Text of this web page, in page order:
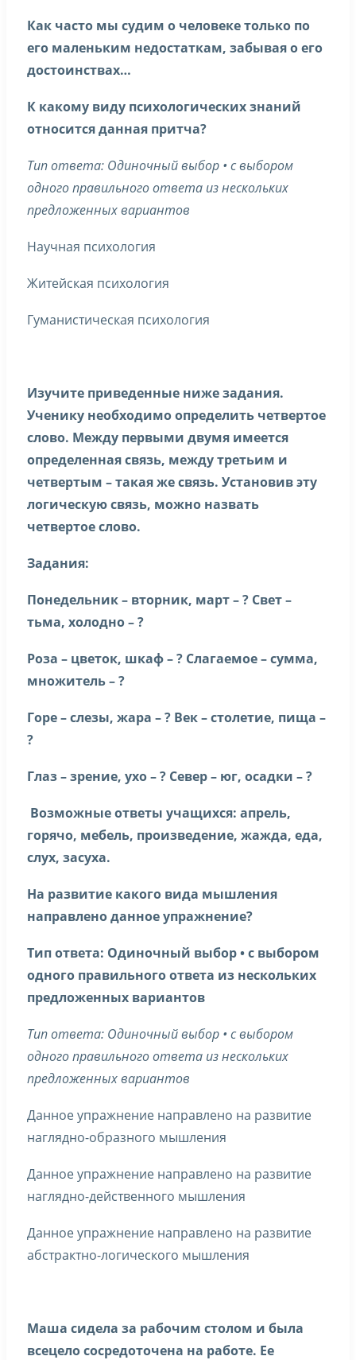
Как часто мы судим о человеке только по
его маленьким недостаткам, забывая о его
достоинствах…
К какому виду психологических знаний
относится данная притча?
Тип ответа: Одиночный выбор • с выбором
одного правильного ответа из нескольких
предложенных вариантов
Научная психология
Житейская психология
Гуманистическая психология
Изучите приведенные ниже задания.
Ученику необходимо определить четвертое
слово. Между первыми двумя имеется
определенная связь, между третьим и
четвертым – такая же связь. Установив эту
логическую связь, можно назвать
четвертое слово.
Задания:
Понедельник – вторник, март – ? Свет –
тьма, холодно – ?
Роза – цветок, шкаф – ? Слагаемое – сумма,
множитель – ?
Горе – слезы, жара – ? Век – столетие, пища –
?
Глаз – зрение, ухо – ? Север – юг, осадки – ?
Возможные ответы учащихся: апрель,
горячо, мебель, произведение, жажда, еда,
слух, засуха.
На развитие какого вида мышления
направлено данное упражнение?
Тип ответа: Одиночный выбор • с выбором
одного правильного ответа из нескольких
предложенных вариантов
Тип ответа: Одиночный выбор • с выбором
одного правильного ответа из нескольких
предложенных вариантов
Данное упражнение направлено на развитие
наглядно-образного мышления
Данное упражнение направлено на развитие
наглядно-действенного мышления
Данное упражнение направлено на развитие
абстрактно-логического мышления
Маша сидела за рабочим столом и была
всецело сосредоточена на работе. Ее